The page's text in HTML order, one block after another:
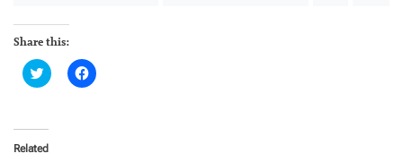
Share this:
C
l
t
o
s
C
l
Related